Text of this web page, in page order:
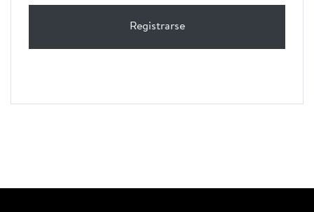
Registrarse